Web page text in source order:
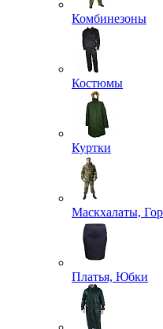
Комбинезоны
Костюмы
Куртки
Маскхалаты,
Платья, Юбки